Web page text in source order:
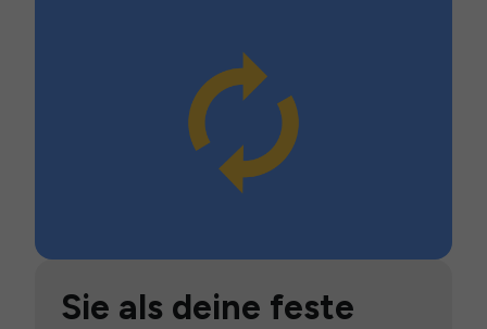
Sie als deine feste